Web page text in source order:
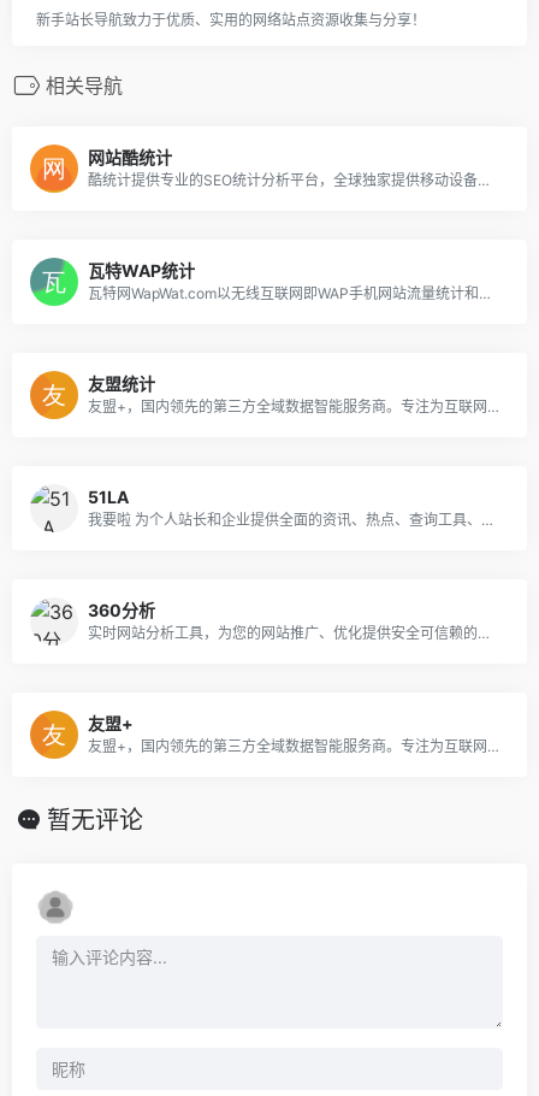
新手站长导航致力于优质、实用的网络站点资源收集与分享！
相关导航
网站酷统计
酷统计提供专业的SEO统计分析平台，全球独家提供移动设备型号统计分析，SEO对比分析，频道分析，来访对比，搜索引擎分析，关键词分析功能，强大的数据支持
瓦特WAP统计
瓦特网WapWat.com以无线互联网即WAP手机网站流量统计和分析业务为主要方向，致力于为广大WAP手机网站站长提供最为稳定、安全、先进、可靠的专业WAP流量统计系统与数据服务。同时开展更多其它移动互联网相关服务，如：站点监测，流量交换等。
友盟统计
友盟+，国内领先的第三方全域数据智能服务商。专注为互联网企业提供一站式数据分析运营服务近10年。截至2020年已累计服务200万移动应用和890万家网站19年友盟+数据智能服务战略升级，重磅发布友盟云
51LA
我要啦 为个人站长和企业提供全面的资讯、热点、查询工具、营销工具以及专业的营销解决方案
360分析
实时网站分析工具，为您的网站推广、优化提供安全可信赖的数据支撑。
友盟+
友盟+，国内领先的第三方全域数据智能服务商。专注为互联网企业提供一站式数据分析运营服务近10年。截至2020年已累计服务200万移动应用和890万家网站19年友盟+数据智能服务战略升级，重磅发布友盟云
暂无评论